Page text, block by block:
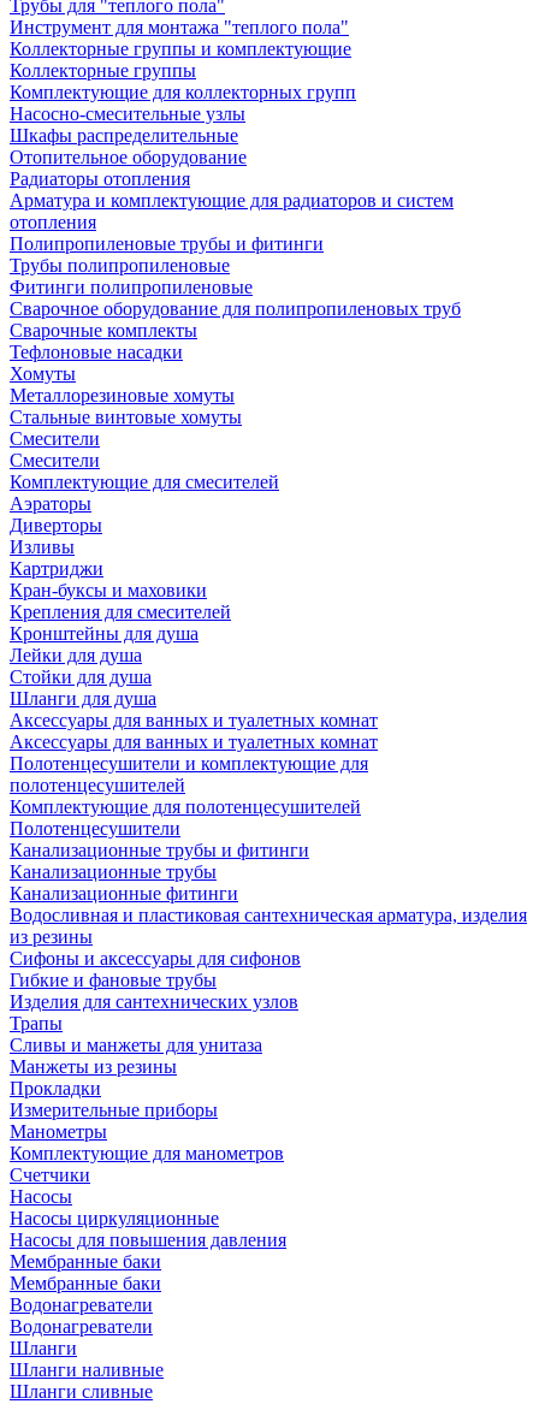
Трубы для "теплого пола"
Инструмент для монтажа "теплого пола"
Коллекторные группы и комплектующие
Коллекторные группы
Комплектующие для коллекторных групп
Насосно-смесительные узлы
Шкафы распределительные
Отопительное оборудование
Радиаторы отопления
Арматура и комплектующие для радиаторов и систем
отопления
Полипропиленовые трубы и фитинги
Трубы полипропиленовые
Фитинги полипропиленовые
Сварочное оборудование для полипропиленовых труб
Сварочные комплекты
Тефлоновые насадки
Хомуты
Металлорезиновые хомуты
Стальные винтовые хомуты
Смесители
Смесители
Комплектующие для смесителей
Аэраторы
Диверторы
Изливы
Картриджи
Кран-буксы и маховики
Крепления для смесителей
Кронштейны для душа
Лейки для душа
Стойки для душа
Шланги для душа
Аксессуары для ванных и туалетных комнат
Аксессуары для ванных и туалетных комнат
Полотенцесушители и комплектующие для
полотенцесушителей
Комплектующие для полотенцесушителей
Полотенцесушители
Канализационные трубы и фитинги
Канализационные трубы
Канализационные фитинги
Водосливная и пластиковая сантехническая арматура, изделия
из резины
Сифоны и аксессуары для сифонов
Гибкие и фановые трубы
Изделия для сантехнических узлов
Трапы
Сливы и манжеты для унитаза
Манжеты из резины
Прокладки
Измерительные приборы
Манометры
Комплектующие для манометров
Счетчики
Насосы
Насосы циркуляционные
Насосы для повышения давления
Мембранные баки
Мембранные баки
Водонагреватели
Водонагреватели
Шланги
Шланги наливные
Шланги сливные